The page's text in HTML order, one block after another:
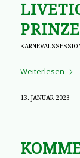
Weiterlesen
13. JANUAR 2023